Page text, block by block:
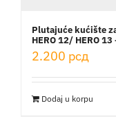
Plutajuće kućište
HERO 12/ HERO
2.200 рсд
Dodaj u korpu